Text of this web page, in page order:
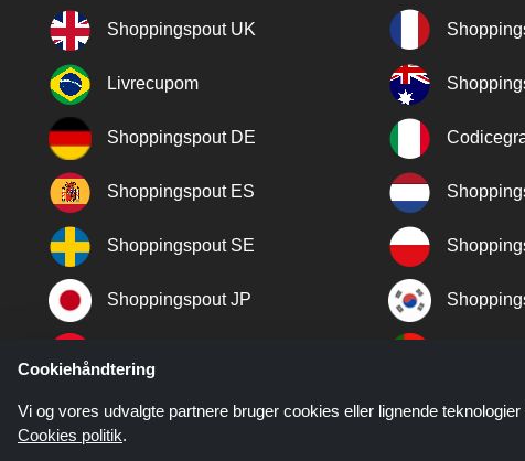
Shoppingspout UK
Livrecupom
Shoppingspout DE
Shoppingspout ES
Shoppingspout SE
Shoppingspout JP
Shoppingspout NO
Cookiehåndtering
Vi og vores udvalgte partnere bruger cookies eller lignende
Cookies politik.